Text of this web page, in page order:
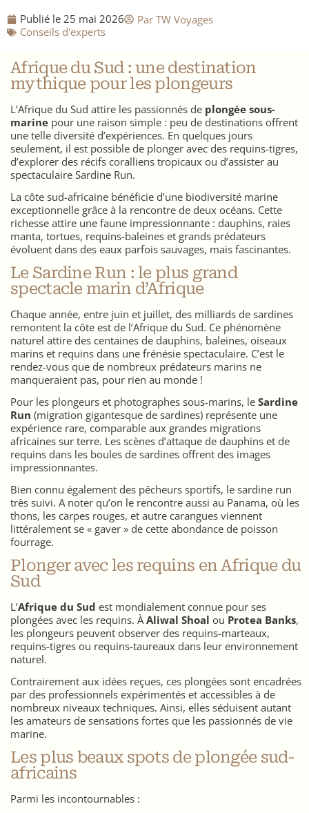
Publié le 25 mai 2026 Par TW Voyages
​Conseils d'experts
Afrique du Sud : une destination
mythique pour les plongeurs
L’Afrique du Sud attire les passionnés de plongée sous-
marine pour une raison simple : peu de destinations offrent
une telle diversité d’expériences. En quelques jours
seulement, il est possible de plonger avec des requins-tigres,
d’explorer des récifs coralliens tropicaux ou d’assister au
spectaculaire Sardine Run.
La côte sud-africaine bénéficie d’une biodiversité marine
exceptionnelle grâce à la rencontre de deux océans. Cette
richesse attire une faune impressionnante : dauphins, raies
manta, tortues, requins-baleines et grands prédateurs
évoluent dans des eaux parfois sauvages, mais fascinantes.
Le Sardine Run : le plus grand
spectacle marin d’Afrique
Chaque année, entre juin et juillet, des milliards de sardines
remontent la côte est de l’Afrique du Sud. Ce phénomène
naturel attire des centaines de dauphins, baleines, oiseaux
marins et requins dans une frénésie spectaculaire. C’est le
rendez-vous que de nombreux prédateurs marins ne
manqueraient pas, pour rien au monde !
Pour les plongeurs et photographes sous-marins, le Sardine
Run (migration gigantesque de sardines) représente une
expérience rare, comparable aux grandes migrations
africaines sur terre. Les scènes d’attaque de dauphins et de
requins dans les boules de sardines offrent des images
impressionnantes.
Bien connu également des pêcheurs sportifs, le sardine run
très suivi. A noter qu’on le rencontre aussi au Panama, où les
thons, les carpes rouges, et autre carangues viennent
littéralement se « gaver » de cette abondance de poisson
fourrage.
Plonger avec les requins en Afrique du
Sud
L’Afrique du Sud est mondialement connue pour ses
plongées avec les requins. ÀAliwal Shoal ou Protea Banks,
les plongeurs peuvent observer des requins-marteaux,
requins-tigres ou requins-taureaux dans leur environnement
naturel.
Contrairement aux idées reçues, ces plongées sont encadrées
par des professionnels expérimentés et accessibles à de
nombreux niveaux techniques. Ainsi, elles séduisent autant
les amateurs de sensations fortes que les passionnés de vie
marine.
Les plus beaux spots de plongée sud-
africains
Parmi les incontournables :